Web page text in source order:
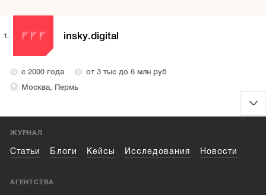
1. insky.digital
с 2000 года
от 3 тыс до 6 млн руб
Москва, Пермь
ЖУРНАЛ
Статьи Блоги Кейсы Исследования Новости
АГЕНТСТВА